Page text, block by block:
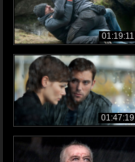
01:19:11
01:47:19